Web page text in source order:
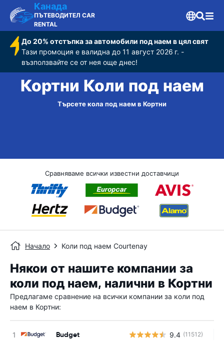
Канада
ПЪТЕВОДИТЕЛ CAR
RENTAL
До 20% отстъпка за автомобили под наем в цял свят
Тази промоция е валидна до 11 август 2026 г. -
възползвайте се от нея още днес!
Кортни Коли под наем
Търсете кола под наем в Кортни
Сравняваме всички известни доставчици
Начало Коли под наем Courtenay
Някои от нашите компании за
коли под наем, налични в Кортни
Предлагаме сравнение на всички компании за коли под
наем в Кортни:
Budget 9.4 (11512)